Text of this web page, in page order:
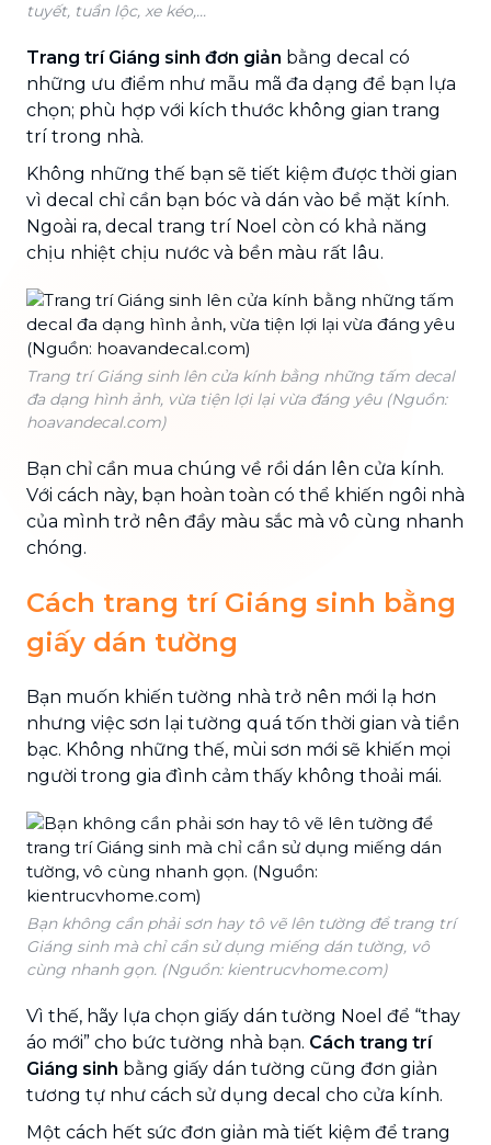
tuyết, tuần lộc, xe kéo,...
Trang trí Giáng sinh đơn giản bằng decal có
những ưu điểm như mẫu mã đa dạng để bạn lựa
chọn; phù hợp với kích thước không gian trang
trí trong nhà.
Không những thế bạn sẽ tiết kiệm được thời gian
vì decal chỉ cần bạn bóc và dán vào bề mặt kính.
Ngoài ra, decal trang trí Noel còn có khả năng
chịu nhiệt chịu nước và bền màu rất lâu.
Trang trí Giáng sinh lên cửa kính bằng những tấm decal
đa dạng hình ảnh, vừa tiện lợi lại vừa đáng yêu (Nguồn:
hoavandecal.com)
Bạn chỉ cần mua chúng về rồi dán lên cửa kính.
Với cách này, bạn hoàn toàn có thể khiến ngôi nhà
của mình trở nên đầy màu sắc mà vô cùng nhanh
chóng.
Cách trang trí Giáng sinh bằng
giấy dán tường
Bạn muốn khiến tường nhà trở nên mới lạ hơn
nhưng việc sơn lại tường quá tốn thời gian và tiền
bạc. Không những thế, mùi sơn mới sẽ khiến mọi
người trong gia đình cảm thấy không thoải mái.
Bạn không cần phải sơn hay tô vẽ lên tường để trang trí
Giáng sinh mà chỉ cần sử dụng miếng dán tường, vô
cùng nhanh gọn. (Nguồn: kientrucvhome.com)
Vì thế, hãy lựa chọn giấy dán tường Noel để “thay
áo mới” cho bức tường nhà bạn. Cách trang trí
Giáng sinh bằng giấy dán tường cũng đơn giản
tương tự như cách sử dụng decal cho cửa kính.
Một cách hết sức đơn giản mà tiết kiệm để trang